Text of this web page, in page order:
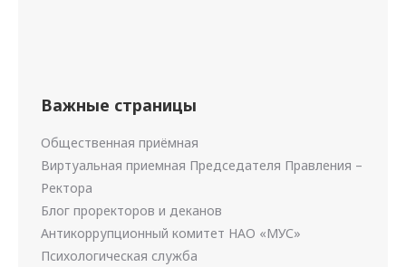
Важные страницы
Общественная приёмная
Виртуальная приемная Председателя Правления –
Ректора
Блог проректоров и деканов
Антикоррупционный комитет НАО «МУС»
Психологическая служба